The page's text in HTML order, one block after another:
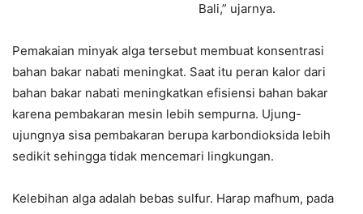
Bali,” ujarnya.
Pemakaian minyak alga tersebut membuat konsentrasi
bahan bakar nabati meningkat. Saat itu peran kalor dari
bahan bakar nabati meningkatkan efisiensi bahan bakar
karena pembakaran mesin lebih sempurna. Ujung-
ujungnya sisa pembakaran berupa karbondioksida lebih
sedikit sehingga tidak mencemari lingkungan.
Kelebihan alga adalah bebas sulfur. Harap mafhum, pada